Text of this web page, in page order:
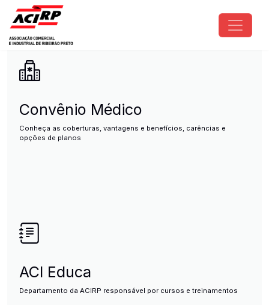
Pular para o conteúdo principal
ACIRP - Associação Comercial
Convênio Médico
Conheça as coberturas, vantagens e benefícios, carências e
opções de planos
ACI Educa
Departamento da ACIRP responsável por cursos e treinamentos